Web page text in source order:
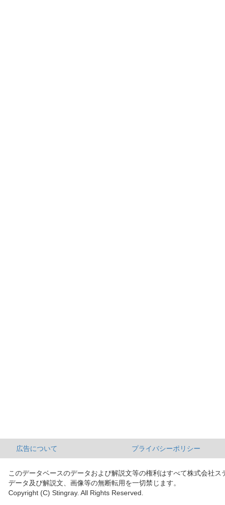
広告について プライバシーポリシー
このデータベースのデータおよび解説文等の権利はすべて株式会社ス
データ及び解説文、画像等の無断転用を一切禁じます。
Copyright (C) Stingray. All Rights Reserved.